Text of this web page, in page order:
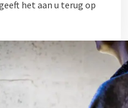
het aan u terug op